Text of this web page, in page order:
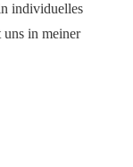
individuelles
in meiner